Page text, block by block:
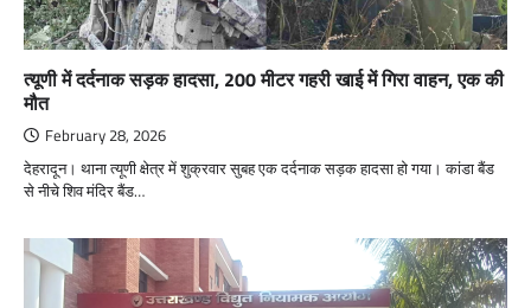
त्यूणी में दर्दनाक सड़क हादसा, 200 मीटर गहरी खाई में गिरा वाहन, एक की
मौत
February 28, 2026
देहरादून। थाना त्यूणी क्षेत्र में शुक्रवार सुबह एक दर्दनाक सड़क हादसा हो गया। कांडा बैंड
से नीचे शिव मंदिर बैंड…